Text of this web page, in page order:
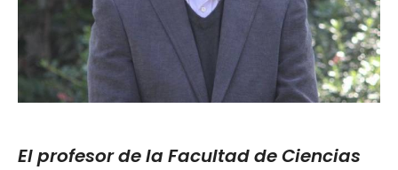
El profesor de la Facultad de Ciencias